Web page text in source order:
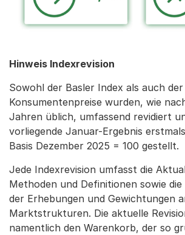
Hinweis Indexrevision
Sowohl der Basler Index als auch
Konsumentenpreise wurden, wie
Jahren üblich, umfassend revidiert
vorliegende Januar-Ergebnis
Basis Dezember 2025 = 100 gestellt.
Jede Indexrevision umfasst die
Methoden und Definitionen sowie die
der Erhebungen und Gewichtungen
Marktstrukturen. Die aktuelle
namentlich den Warenkorb, der so